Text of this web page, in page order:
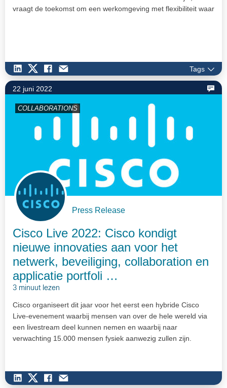
vraagt de toekomst om een werkomgeving met flexibiliteit waar
Tags
22 juni 2022
COLLABORATIONS
Press Release
Cisco Live 2022: Cisco kondigt
nieuwe innovaties aan voor het
netwerk, beveiliging, collaboration en
applicatie portfoli …
3 minuut lezen
Cisco organiseert dit jaar voor het eerst een hybride Cisco
Live-evenement waarbij mensen van over de hele wereld via
een livestream deel kunnen nemen en waarbij naar
verwachting 15.000 mensen fysiek aanwezig zullen zijn.